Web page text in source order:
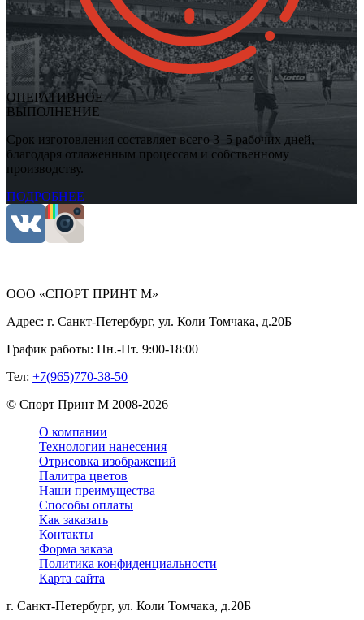
ОПЕРАТИВНОЕ
ВЫПОЛНЕНИЕ
Срок изготовления составляет всего 3–5 рабочих дней,
благодаря отлаженным процессам и собственному
производству.
ПОДРОБНЕЕ
ООО «СПОРТ ПРИНТ М»
Адрес: г. Санкт-Петербург, ул. Коли Томчака, д.20Б
График работы: Пн.-Пт. 9:00-18:00
Тел: +7(965)770-38-50
© Спорт Принт М 2008-2026
О компании
Технологии нанесения
Отрисовка изображений
Палитра цветов
Наши преимущества
Способы оплаты
Как заказать
Контакты
Форма заказа
Политика конфиденциальности
Карта сайта
г. Санкт-Петербург, ул. Коли Томчака, д.20Б